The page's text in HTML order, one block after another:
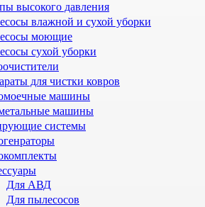
высокого давления
влажной и сухой уборки
моющие
сухой уборки
для чистки ковров
машины
машины
системы
Для АВД
Для пылесосов